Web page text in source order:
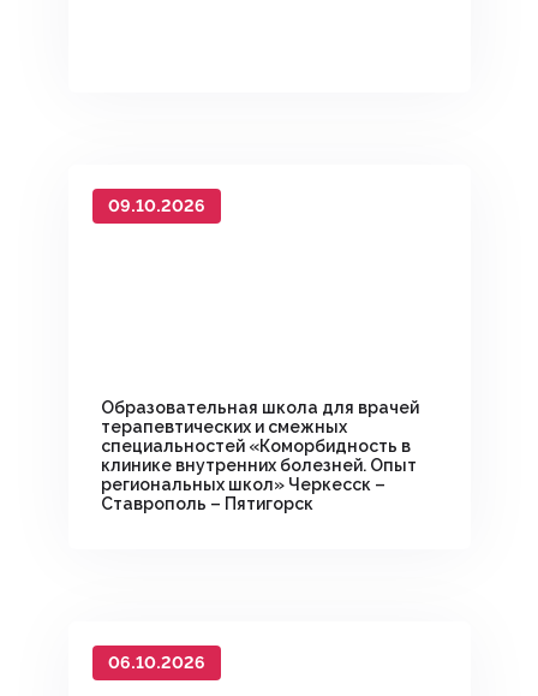
09.10.2026
Образовательная школа для врачей
терапевтических и смежных
специальностей «Коморбидность в
клинике внутренних болезней. Опыт
региональных школ» Черкесск –
Ставрополь – Пятигорск
06.10.2026